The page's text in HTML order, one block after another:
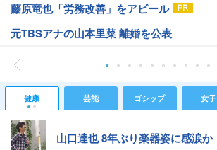
藤原竜也「労務改善」をアピール
元TBSアナの山本里菜 離婚を公表
健康 芸能 ゴシップ 女子
山口達也 8年ぶり楽器姿に感涙か